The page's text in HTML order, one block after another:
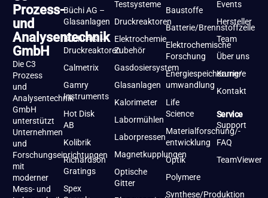
Prozess-
und
Analysentechnik
GmbH
Die C3
Prozess
und
Analysentechnik
GmbH
unterstützt
Unternehmen
und
Forschungseinrichtungen
mit
moderner
Mess- und
Büchi AG –
Glasanlagen
Büchi AG –
Druckreaktoren
Calmetrix
Gamry
Instruments
Hot Disk
AB
Kolibrik
Richardson
Gratings
Spex
Testsysteme
Druckreaktoren
Elektrochemie
Zubehör
Gasdosiersystem
Glasanlagen
Kalorimeter
Labormühlen
Laborpressen
Magnetkupplungen
Optische
Gitter
Baustoffe
Batterie/Brennstoffzelle
Elektrochemische
Forschung
Energiespeicherung/-
umwandlung
Life
Science
Materialforschung/-
entwicklung
Optik
Polymere
Synthese/Produktion
Events
Hersteller
Team
Über uns
Karriere
Kontakt
Service
Support
FAQ
TeamViewer